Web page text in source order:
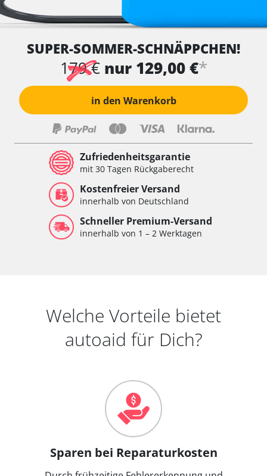
SUPER-SOMMER-SCHNÄPPCHEN!
179 € nur 129,00 €*
in den Warenkorb
Zufriedenheitsgarantie
mit 30 Tagen Rückgaberecht
Kostenfreier Versand
innerhalb von Deutschland
Schneller Premium-Versand
innerhalb von 1 – 2 Werktagen
Welche Vorteile bietet
autoaid für Dich?
Sparen bei Reparaturkosten